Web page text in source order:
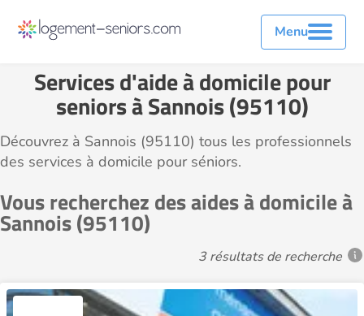
Menu
Services d'aide à domicile pour
seniors à Sannois (95110)
Découvrez à Sannois (95110) tous les professionnels
des services à domicile pour séniors.
Vous recherchez des aides à domicile à
Sannois (95110)
3 résultats de recherche